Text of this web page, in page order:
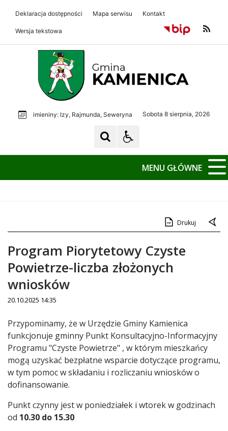
Deklaracja dostępności Mapa serwisu Kontakt
Wersja tekstowa
Gmina Kamienica
imieniny: Izy, Rajmunda, Seweryna Sobota 8 sierpnia, 2026
MENU GŁÓWNE
Drukuj
Program Piorytetowy Czyste
Powietrze-liczba złożonych
wniosków
20.10.2025 14:35
Treść
Przypominamy, że w Urzędzie Gminy Kamienica
funkcjonuje gminny Punkt Konsultacyjno-Informacyjny
Programu "Czyste Powietrze" , w którym mieszkańcy
mogą uzyskać bezpłatne wsparcie dotyczące programu,
w tym pomoc w składaniu i rozliczaniu wniosków o
dofinansowanie.
Punkt czynny jest w poniedziałek i wtorek w godzinach
od 10.30 do 15.30